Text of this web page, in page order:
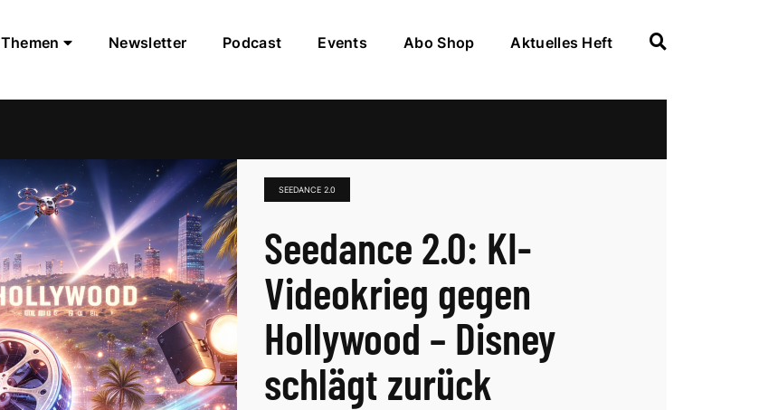
Themen Newsletter Podcast Events Abo Shop Aktuelles Heft
SEEDANCE 2.0
Seedance 2.0: KI-
Videokrieg gegen
Hollywood – Disney
schlägt zurück